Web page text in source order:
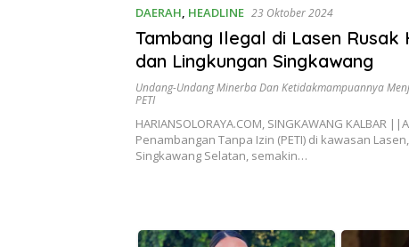
DAERAH, HEADLINE 23 Oktober 2024
Tambang Ilegal di Lasen Rusak
dan Lingkungan Singkawang
Undang-Undang Minerba Dan Ketidakmampuannya
PETI
HARIANSOLORAYA.COM, SINGKAWANG KALBAR
Penambangan Tanpa Izin (PETI) di kawasan
Singkawang Selatan, semakin…